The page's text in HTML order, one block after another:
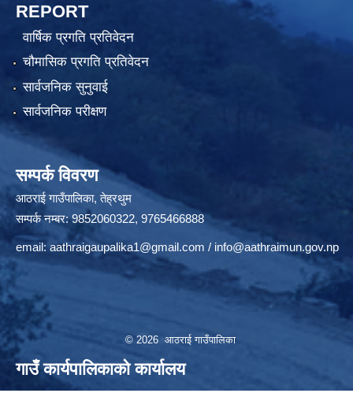
REPORT
वार्षिक प्रगति प्रतिवेदन
चौमासिक प्रगति प्रतिवेदन
सार्वजनिक सुनुवाई
सार्वजनिक परीक्षण
सम्पर्क विवरण
आठराई गाउँपालिका, तेह्रथुम
सम्पर्क नम्बर: 9852060322, 9765466888
email: aathraigaupalika1@gmail.com / info@aathraimun.gov.np
© 2026 आठराई गाउँपालिका
गाउँ कार्यपालिकाको कार्यालय